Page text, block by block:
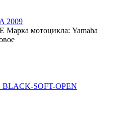
2009
Марка мотоцикла: Yamaha